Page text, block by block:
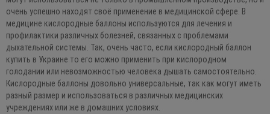
очень успешно находят своё применение в медицинской сфере. В
медицине кислородные баллоны используются для лечения и
профилактики различных болезней, связанных с проблемами
дыхательной системы. Так, очень часто, если кислородный баллон
купить в Украине то его можно применить при кислородном
голодании или невозможностью человека дышать самостоятельно.
Кислородные баллоны довольно универсальные, так как могут иметь
разный размер и использоваться в различных медицинских
учреждениях или же в домашних условиях.